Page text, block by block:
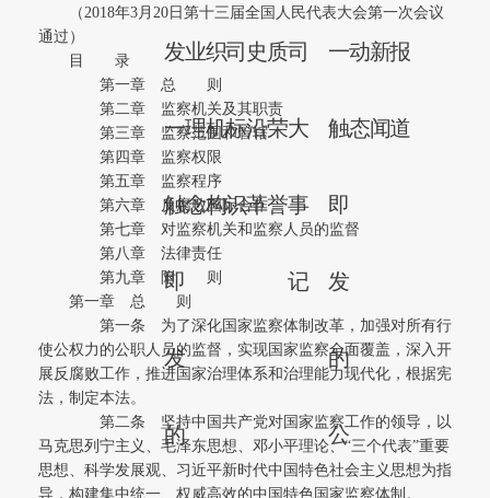
发
一
触
即
发
的
业
理
念
织
机
构
司
标
识
史
沿
革
质
荣
誉
司
大
事
记
一
触
即
发
的
公
动
态
新
闻
报
道
（2018年3月20日第十三届全国人民代表大会第一次会议
通过）
目 录
第一章 总 则
第二章 监察机关及其职责
第三章 监察范围和管辖
第四章 监察权限
第五章 监察程序
第六章 反腐败国际合作
第七章 对监察机关和监察人员的监督
第八章 法律责任
第九章 附 则
第一章 总 则
第一条 为了深化国家监察体制改革，加强对所有行
使公权力的公职人员的监督，实现国家监察全面覆盖，深入开
展反腐败工作，推进国家治理体系和治理能力现代化，根据宪
法，制定本法。
第二条 坚持中国共产党对国家监察工作的领导，以
马克思列宁主义、毛泽东思想、邓小平理论、“三个代表”重要
思想、科学发展观、习近平新时代中国特色社会主义思想为指
导，构建集中统一、权威高效的中国特色国家监察体制。